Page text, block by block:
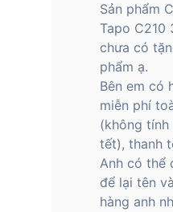
Sản phẩm
Tapo C210
chưa có
phẩm ạ.
Bên em có
miễn phí
(không tính
tết), thanh
Anh có thể
để lại tên
hàng anh